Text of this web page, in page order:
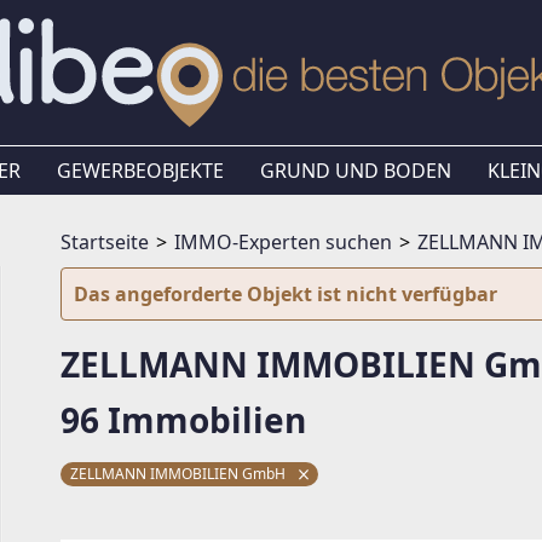
GEWERBEOBJEKTE GRUND UND BODEN
Startseite IMMO-Experten suchen
ZELLMANN
Das angeforderte Objekt ist nicht verfügbar
ZELLMANN IMMOBILIEN
96 Immobilien
ZELLMANN IMMOBILIEN GmbH